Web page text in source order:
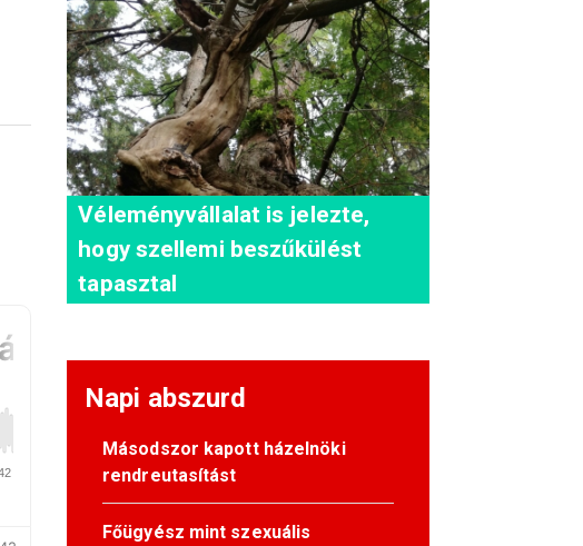
Véleményvállalat is jelezte,
hogy szellemi beszűkülést
tapasztal
Napi abszurd
Másodszor kapott házelnöki
rendreutasítást
Főügyész mint szexuális